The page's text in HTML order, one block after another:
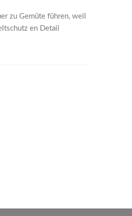
zu Gemüte führen, weil
en Detail